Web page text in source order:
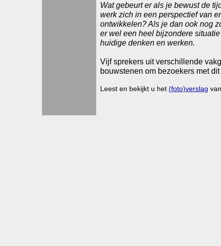
Wat gebeurt er als je bewust de
werk zich in een perspectief van
ontwikkelen? Als je dan ook nog
er wel een heel bijzondere
huidige denken en werken.
Vijf sprekers uit verschillende
bouwstenen om bezoekers met
Leest en bekijkt u het (foto)verslag